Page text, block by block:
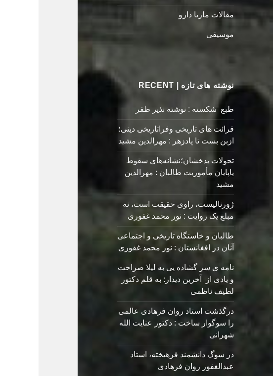
مقالات ماریا دارو
موسیقی
نوشته های تازه | RECENT
طبع شکسته : نوشته نذیر ظفر
قرائت های تاریخی وفراتاریخی دینی؛
ازبن بست تا پادزهر : مهرالدین مشید
تحولات بدخشان؛نشانه‌های سقوط
یاپایان مأموریت طالبان : مهرالدین
مشید
ژورنالیست، راوی حقیقت است، نه
مبلغ یک روایت : نور محمد غفوری
طالبان و خاستگاه تاریخی و اجتماعی
آنان در افغانستان : نور محمد غفوری
نامه ی سر گشاده يی به ليلا صراحت
و یادی از آخرین دیدار: به قلم دکتور
لطیف ناظمی
درگذشت استاد روان فرهادی عالمی
را سوگوار ساخت : دکتور عنایت الله
شهرانی
در سوگ دانشمند فرهیخته، استاد
عبدالغفور روان فرهادی